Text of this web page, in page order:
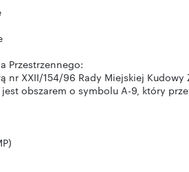
Przestrzennego:
nr XXII/154/96 Rady Miejskiej
obszarem o symbolu A-9, który